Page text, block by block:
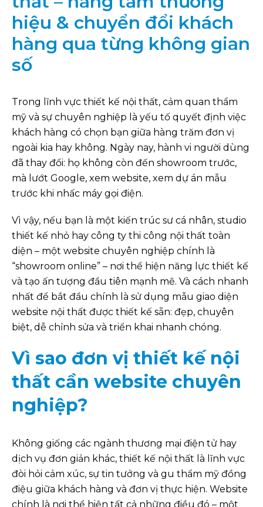
hiệu & chuyển đổi khách
hàng qua từng không gian
số
Trong lĩnh vực thiết kế nội thất, cảm quan thẩm
mỹ và sự chuyên nghiệp là yếu tố quyết định việc
khách hàng có chọn bạn giữa hàng trăm đơn vị
ngoài kia hay không. Ngày nay, hành vi người dùng
đã thay đổi: họ không còn đến showroom trước,
mà lướt Google, xem website, xem dự án mẫu
trước khi nhấc máy gọi điện.
Vì vậy, nếu bạn là một kiến trúc sư cá nhân, studio
thiết kế nhỏ hay công ty thi công nội thất toàn
diện – một website chuyên nghiệp chính là
“showroom online” – nơi thể hiện năng lực thiết kế
và tạo ấn tượng đầu tiên mạnh mẽ. Và cách nhanh
nhất để bắt đầu chính là sử dụng mẫu giao diện
website nội thất được thiết kế sẵn: đẹp, chuyên
biệt, dễ chỉnh sửa và triển khai nhanh chóng.
Vì sao đơn vị thiết kế nội
thất cần website chuyên
nghiệp?
Không giống các ngành thương mại điện tử hay
dịch vụ đơn giản khác, thiết kế nội thất là lĩnh vực
đòi hỏi cảm xúc, sự tin tưởng và gu thẩm mỹ đồng
điệu giữa khách hàng và đơn vị thực hiện. Website
chính là nơi thể hiện tất cả những điều đó – một